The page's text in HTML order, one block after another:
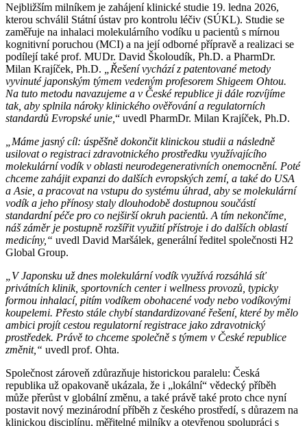
Nejbližším milníkem je zahájení klinické studie 19. ledna 2026,
kterou schválil Státní ústav pro kontrolu léčiv (SÚKL). Studie se
zaměřuje na inhalaci molekulárního vodíku u pacientů s mírnou
kognitivní poruchou (MCI) a na její odborné přípravě a realizaci se
podílejí také prof. MUDr. David Školoudík, Ph.D. a PharmDr.
Milan Krajíček, Ph.D. „Řešení vychází z patentované metody
vyvinuté japonským týmem vedeným profesorem Shigeem Ohtou.
Na tuto metodu navazujeme a v České republice ji dále rozvíjíme
tak, aby splnila nároky klinického ověřování a regulatorních
standardů Evropské unie, “ uvedl PharmDr. Milan Krajíček, Ph.D.
„Máme jasný cíl: úspěšně dokončit klinickou studii a následně
usilovat o registraci zdravotnického prostředku využívajícího
molekulární vodík v oblasti neurodegenerativních onemocnění. Poté
chceme zahájit expanzi do dalších evropských zemí, a také do USA
a Asie, a pracovat na vstupu do systému úhrad, aby se molekulární
vodík a jeho přínosy staly dlouhodobě dostupnou součástí
standardní péče pro co nejširší okruh pacientů. A tím nekončíme,
náš záměr je postupně rozšířit využití přístroje i do dalších oblastí
medicíny,“ uvedl David Maršálek, generální ředitel společnosti H2
Global Group.
„V Japonsku už dnes molekulární vodík využívá rozsáhlá síť
privátních klinik, sportovních center i wellness provozů, typicky
formou inhalací, pitím vodíkem obohacené vody nebo vodíkovými
koupelemi. Přesto stále chybí standardizované řešení, které by mělo
ambici projít cestou regulatorní registrace jako zdravotnický
prostředek. Právě to chceme společně s týmem v České republice
změnit,“ uvedl prof. Ohta.
Společnost zároveň zdůrazňuje historickou paralelu: Česká
republika už opakovaně ukázala, že i „lokální“ vědecký příběh
může přerůst v globální změnu, a také právě také proto chce nyní
postavit nový mezinárodní příběh z českého prostředí, s důrazem na
klinickou disciplínu, měřitelné milníky a otevřenou spolupráci s